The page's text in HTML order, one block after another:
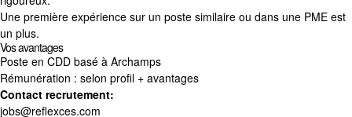
Une première expérience sur un poste similaire ou dans une PME est
un plus.
Vos avantages
Poste en CDD basé à Archamps
Rémunération : selon profil + avantages
Contact recrutement:
jobs@reflexces.com